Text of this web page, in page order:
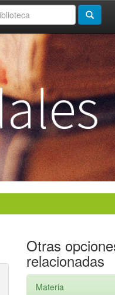
Otras
relacionadas
Materia